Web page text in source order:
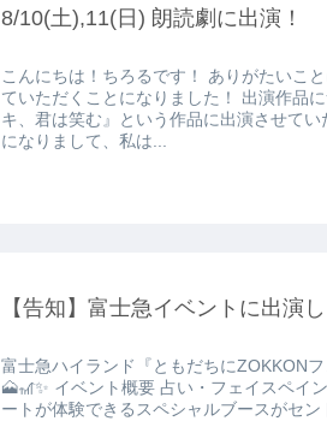
8/10(土),11(日) 朗読劇に出演！
こんにちは！ちろるです！ ありがたいことに二度目の朗読劇に出演させ
ていただくことになりました！ 出演作品について 今回、『夜に花サ
キ、君は笑む』という作品に出演させていただきます
になりまして、私は...
【告知】富士急イベントに出演
富士急ハイランド『ともだちにZOKKON
🗻🎢✨ イベント概要 占い・フェイスペイント・ヘアメイク・ネイルア
ートが体験できるスペシャルブースがセントラ